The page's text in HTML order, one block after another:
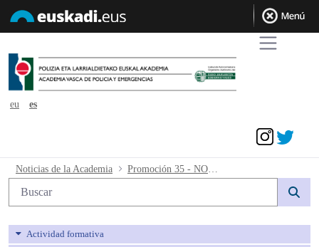
eu
es
Promoción 35 - NOMBRAMIENTO
Noticias de la Academia
Búsqueda web
Actividad formativa